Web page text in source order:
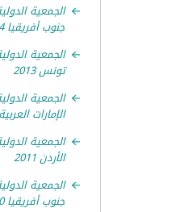
الجمعية
جنوب أفريقيا 2014
الجمعية
تونس 2013
الجمعية
الإمارات
الجمعية
الأردن 2011
الجمعية
جنوب أفريقيا 2010